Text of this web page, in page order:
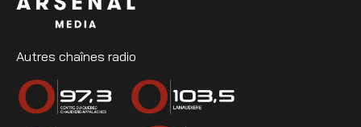
Autres chaînes radio